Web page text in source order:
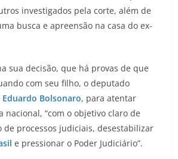
investigados pela corte, além de
busca e apreensão na casa do ex-
sua decisão, que há provas de que
com seu filho, o deputado
Eduardo Bolsonaro, para atentar
nacional, “com o objetivo claro de
processos judiciais, desestabilizar
e pressionar o Poder Judiciário”.